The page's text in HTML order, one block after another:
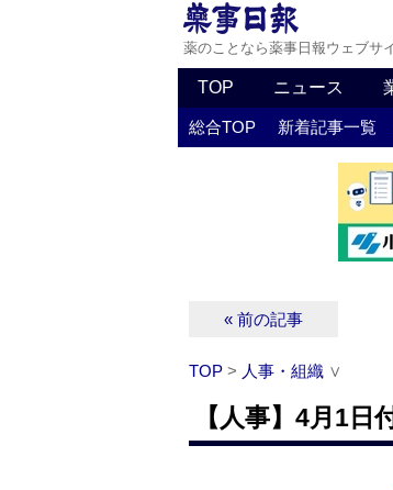
薬のことなら薬事日報ウェブサ
TOP ニュース
総合TOP 新着記事一覧
« 前の記事
TOP > 人事・組織 ∨
【人事】4月1